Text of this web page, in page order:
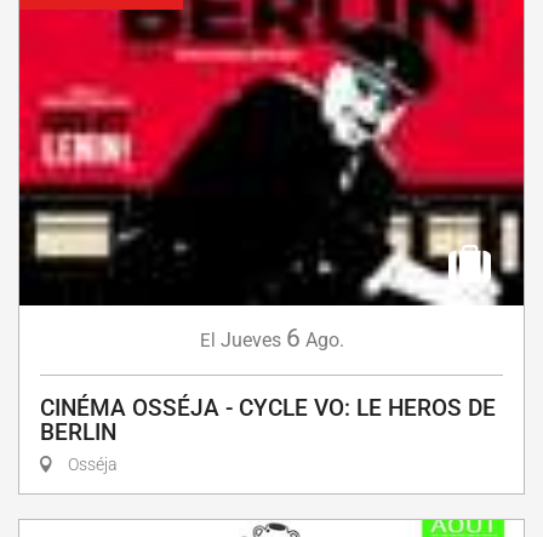
El Jueves 6 Ago.
CINÉMA OSSÉJA - CYCLE VO: LE HEROS DE
BERLIN
Osséja